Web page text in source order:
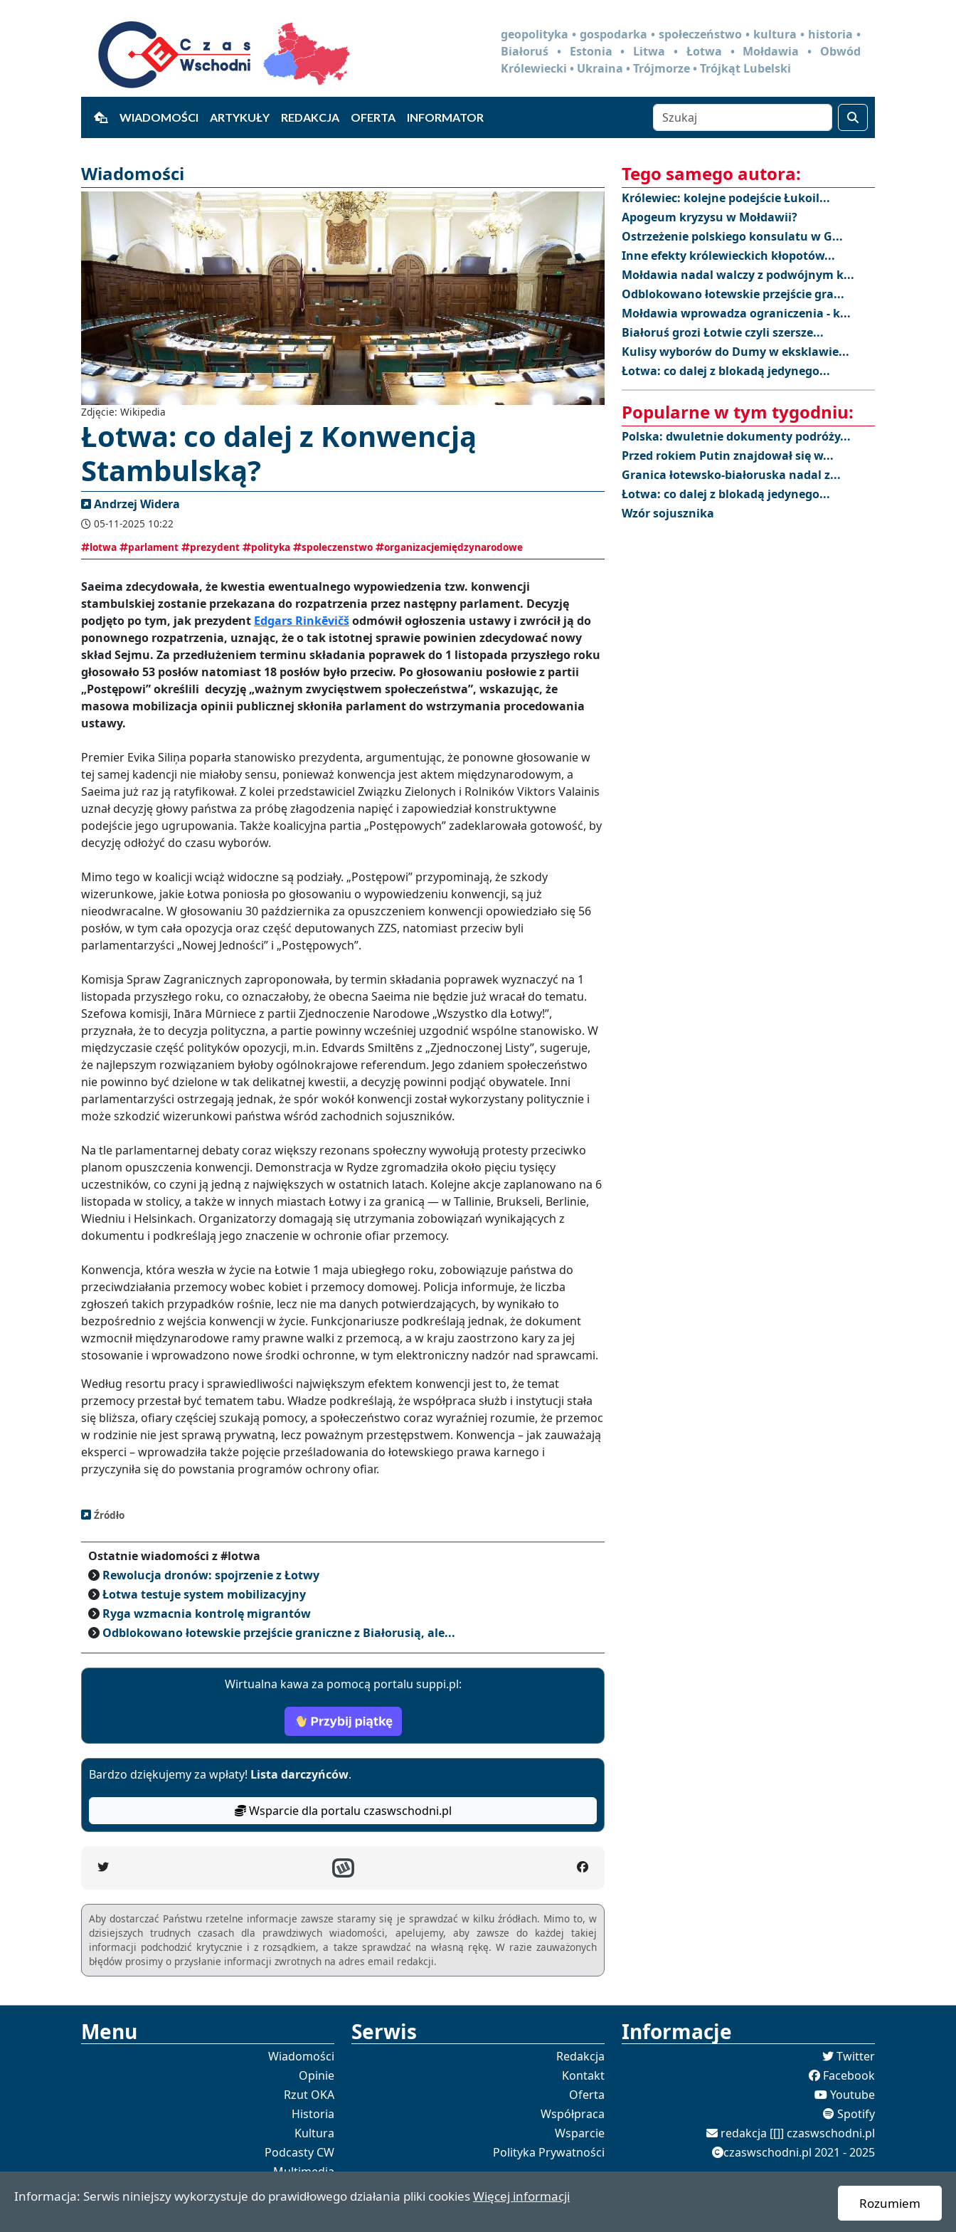
geopolityka • gospodarka • społeczeństwo • kultura • historia •
Białoruś • Estonia • Litwa • Łotwa • Mołdawia • Obwód
Królewiecki • Ukraina • Trójmorze • Trójkąt Lubelski
WIADOMOŚCI ARTYKUŁY REDAKCJA OFERTA INFORMATOR
Wiadomości
Zdjęcie: Wikipedia
Łotwa: co dalej z Konwencją
Stambulską?
Andrzej Widera
05-11-2025 10:22
lotwa
parlament prezydent polityka spoleczenstwo organizacjemiędzynarodowe
Saeima zdecydowała, że kwestia ewentualnego wypowiedzenia tzw. konwencji
stambulskiej zostanie przekazana do rozpatrzenia przez następny parlament. Decyzję
podjęto po tym, jak prezydent Edgars Rinkēvičšodmówił ogłoszenia ustawy i zwrócił ją do
ponownego rozpatrzenia, uznając, że o tak istotnej sprawie powinien zdecydować nowy
skład Sejmu. Za przedłużeniem terminu składania poprawek do 1 listopada przyszłego roku
głosowało 53 posłów natomiast 18 posłów było przeciw. Po głosowaniu posłowie z partii
„Postępowi” określili decyzję „ważnym zwycięstwem społeczeństwa”, wskazując, że
masowa mobilizacja opinii publicznej skłoniła parlament do wstrzymania procedowania
ustawy.
Premier Evika Siliņa poparła stanowisko prezydenta, argumentując, że ponowne głosowanie w
tej samej kadencji nie miałoby sensu, ponieważ konwencja jest aktem międzynarodowym, a
Saeima już raz ją ratyfikował. Z kolei przedstawiciel Związku Zielonych i Rolników Viktors Valainis
uznał decyzję głowy państwa za próbę złagodzenia napięć i zapowiedział konstruktywne
podejście jego ugrupowania. Także koalicyjna partia „Postępowych” zadeklarowała gotowość, by
decyzję odłożyć do czasu wyborów.
Mimo tego w koalicji wciąż widoczne są podziały. „Postępowi” przypominają, że szkody
wizerunkowe, jakie Łotwa poniosła po głosowaniu o wypowiedzeniu konwencji, są już
nieodwracalne. W głosowaniu 30 października za opuszczeniem konwencji opowiedziało się 56
posłów, w tym cała opozycja oraz część deputowanych ZZS, natomiast przeciw byli
parlamentarzyści „Nowej Jedności” i „Postępowych”.
Komisja Spraw Zagranicznych zaproponowała, by termin składania poprawek wyznaczyć na 1
listopada przyszłego roku, co oznaczałoby, że obecna Saeima nie będzie już wracał do tematu.
Szefowa komisji, Ināra Mūrniece z partii Zjednoczenie Narodowe „Wszystko dla Łotwy!”,
przyznała, że to decyzja polityczna, a partie powinny wcześniej uzgodnić wspólne stanowisko. W
międzyczasie część polityków opozycji, m.in. Edvards Smiltēns z „Zjednoczonej Listy”, sugeruje,
że najlepszym rozwiązaniem byłoby ogólnokrajowe referendum. Jego zdaniem społeczeństwo
nie powinno być dzielone w tak delikatnej kwestii, a decyzję powinni podjąć obywatele. Inni
parlamentarzyści ostrzegają jednak, że spór wokół konwencji został wykorzystany politycznie i
może szkodzić wizerunkowi państwa wśród zachodnich sojuszników.
Na tle parlamentarnej debaty coraz większy rezonans społeczny wywołują protesty przeciwko
planom opuszczenia konwencji. Demonstracja w Rydze zgromadziła około pięciu tysięcy
uczestników, co czyni ją jedną z największych w ostatnich latach. Kolejne akcje zaplanowano na 6
listopada w stolicy, a także w innych miastach Łotwy i za granicą — w Tallinie, Brukseli, Berlinie,
Wiedniu i Helsinkach. Organizatorzy domagają się utrzymania zobowiązań wynikających z
dokumentu i podkreślają jego znaczenie w ochronie ofiar przemocy.
Konwencja, która weszła w życie na Łotwie 1 maja ubiegłego roku, zobowiązuje państwa do
przeciwdziałania przemocy wobec kobiet i przemocy domowej. Policja informuje, że liczba
zgłoszeń takich przypadków rośnie, lecz nie ma danych potwierdzających, by wynikało to
bezpośrednio z wejścia konwencji w życie. Funkcjonariusze podkreślają jednak, że dokument
wzmocnił międzynarodowe ramy prawne walki z przemocą, a w kraju zaostrzono kary za jej
stosowanie i wprowadzono nowe środki ochronne, w tym elektroniczny nadzór nad sprawcami.
Według resortu pracy i sprawiedliwości największym efektem konwencji jest to, że temat
przemocy przestał być tematem tabu. Władze podkreślają, że współpraca służb i instytucji stała
się bliższa, ofiary częściej szukają pomocy, a społeczeństwo coraz wyraźniej rozumie, że przemoc
w rodzinie nie jest sprawą prywatną, lecz poważnym przestępstwem. Konwencja – jak zauważają
eksperci – wprowadziła także pojęcie prześladowania do łotewskiego prawa karnego i
przyczyniła się do powstania programów ochrony ofiar.
Źródło
Ostatnie wiadomości z #lotwa
Rewolucja dronów: spojrzenie z Łotwy
Łotwa testuje system mobilizacyjny
Ryga wzmacnia kontrolę migrantów
Odblokowano łotewskie przejście graniczne z Białorusią, ale...
Wirtualna kawa za pomocą portalu suppi.pl:
Bardzo dziękujemy za wpłaty! Lista darczyńców.
Wsparcie dla portalu czaswschodni.pl
Aby dostarczać Państwu rzetelne informacje zawsze staramy się je sprawdzać w kilku źródłach. Mimo to, w
dzisiejszych trudnych czasach dla prawdziwych wiadomości, apelujemy, aby zawsze do każdej takiej
informacji podchodzić krytycznie i z rozsądkiem, a takze sprawdzać na własną rękę. W razie zauważonych
błędów prosimy o przysłanie informacji zwrotnych na adres email redakcji.
Tego samego autora:
Królewiec: kolejne podejście Łukoil...
Apogeum kryzysu w Mołdawii?
Ostrzeżenie polskiego konsulatu w G...
Inne efekty królewieckich kłopotów...
Mołdawia nadal walczy z podwójnym k...
Odblokowano łotewskie przejście gra...
Mołdawia wprowadza ograniczenia - k...
Białoruś grozi Łotwie czyli szersze...
Kulisy wyborów do Dumy w eksklawie...
Łotwa: co dalej z blokadą jedynego...
Popularne w tym tygodniu:
Polska: dwuletnie dokumenty podróży...
Przed rokiem Putin znajdował się w...
Granica łotewsko-białoruska nadal z...
Łotwa: co dalej z blokadą jedynego...
Wzór sojusznika
Menu
Wiadomości
Opinie
Rzut OKA
Historia
Kultura
Podcasty CW
Multimedia
Portal
Serwis
Redakcja
Kontakt
Oferta
Współpraca
Wsparcie
Polityka Prywatności
Informacje
Twitter
Facebook
Youtube
Spotify
redakcja [[]] czaswschodni.pl
czaswschodni.pl 2021 - 2025
Informacja: Serwis niniejszy wykorzystuje do prawidłowego działania pliki cookiesWięcej informacji Rozumiem